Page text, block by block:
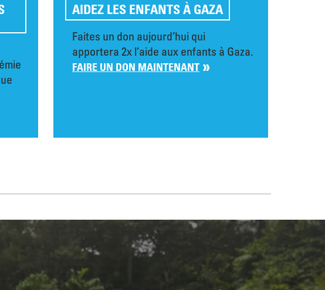
AIDEZ LES ENFANTS À GAZA
Faites un don aujourd’hui qui
apportera 2x l’aide aux enfants à Gaza.
FAIRE UN DON MAINTENANT